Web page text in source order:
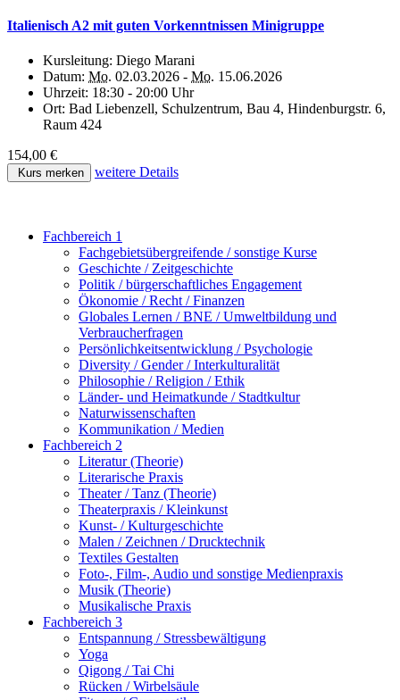
Italienisch A2 mit guten Vorkenntnissen Minigruppe
Kursleitung: Diego Marani
Datum: Mo. 02.03.2026 - Mo. 15.06.2026
Uhrzeit: 18:30 - 20:00 Uhr
Ort: Bad Liebenzell, Schulzentrum, Bau 4, Hindenburgstr. 6,
Raum 424
154,00 €
Kurs merken weitere Details
Fachbereich 1
Fachgebietsübergreifende / sonstige Kurse
Geschichte / Zeitgeschichte
Politik / bürgerschaftliches Engagement
Ökonomie / Recht / Finanzen
Globales Lernen / BNE / Umweltbildung und
Verbraucherfragen
Persönlichkeitsentwicklung / Psychologie
Diversity / Gender / Interkulturalität
Philosophie / Religion / Ethik
Länder- und Heimatkunde / Stadtkultur
Naturwissenschaften
Kommunikation / Medien
Fachbereich 2
Literatur (Theorie)
Literarische Praxis
Theater / Tanz (Theorie)
Theaterpraxis / Kleinkunst
Kunst- / Kulturgeschichte
Malen / Zeichnen / Drucktechnik
Textiles Gestalten
Foto-, Film-, Audio und sonstige Medienpraxis
Musik (Theorie)
Musikalische Praxis
Fachbereich 3
Entspannung / Stressbewältigung
Yoga
Qigong / Tai Chi
Rücken / Wirbelsäule